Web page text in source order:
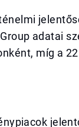
adatai
míg a